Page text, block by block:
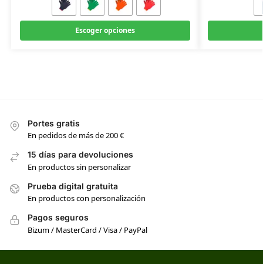
Escoger opciones
Portes gratis
En pedidos de más de 200 €
15 días para devoluciones
En productos sin personalizar
Prueba digital gratuita
En productos con personalización
Pagos seguros
Bizum / MasterCard / Visa / PayPal